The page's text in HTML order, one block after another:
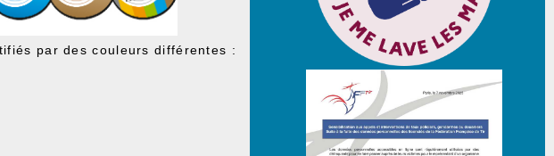
par des couleurs différentes :